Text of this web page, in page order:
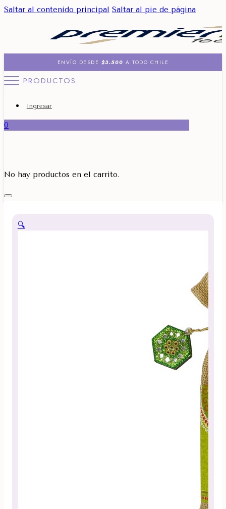
Saltar al contenido principal Saltar al pie de página
ENVÍO DESDE $3.500 A TODO CHILE
PRODUCTOS
Ingresar
0
No hay productos en el carrito.
🔍